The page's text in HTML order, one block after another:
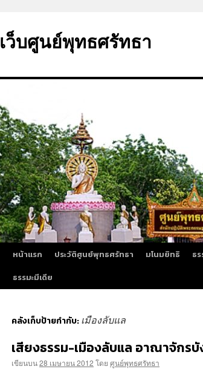
ยัง
เว็บศูนย์พุทธศรัทธา
หน้าแรก ประวัติศูนย์พุทธศรัทธา มโนมยิทธิ ธ
ธรรมะมีเดีย
คลังเก็บป้ายกำกับ:เมืองลับแล
เสียงธรรม-เมืองลับแล อาณาจักร
เขียนบน28 เมษายน 2012 โดย ศูนย์พุทธศรัทธา